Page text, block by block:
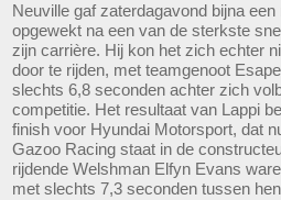
Neuville gaf zaterdagavond bijna
opgewekt na een van de sterkste
zijn carrière. Hij kon het zich echter
door te rijden, met teamgenoot
slechts 6,8 seconden achter zich
competitie. Het resultaat van Lappi
finish voor Hyundai Motorsport, dat
Gazoo Racing staat in de
rijdende Welshman Elfyn Evans
met slechts 7,3 seconden tussen